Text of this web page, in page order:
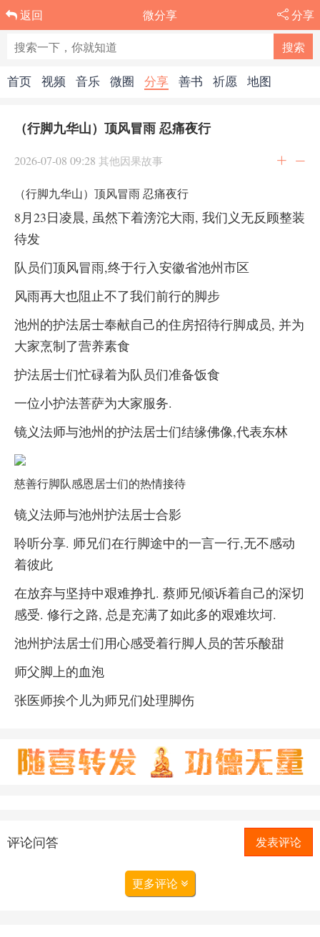
返回 微分享 分享
首页 视频 音乐 微圈 分享 善书 祈愿 地图
（行脚九华山）顶风冒雨 忍痛夜行
2026-07-08 09:28 其他因果故事
（行脚九华山）顶风冒雨 忍痛夜行
8月23日凌晨, 虽然下着滂沱大雨, 我们义无反顾整装
待发
队员们顶风冒雨,终于行入安徽省池州市区
风雨再大也阻止不了我们前行的脚步
池州的护法居士奉献自己的住房招待行脚成员, 并为
大家烹制了营养素食
护法居士们忙碌着为队员们准备饭食
一位小护法菩萨为大家服务.
镜义法师与池州的护法居士们结缘佛像,代表东林
慈善行脚队感恩居士们的热情接待
镜义法师与池州护法居士合影
聆听分享. 师兄们在行脚途中的一言一行,无不感动
着彼此
在放弃与坚持中艰难挣扎. 蔡师兄倾诉着自己的深切
感受. 修行之路, 总是充满了如此多的艰难坎坷.
池州护法居士们用心感受着行脚人员的苦乐酸甜
师父脚上的血泡
张医师挨个儿为师兄们处理脚伤
评论问答 发表评论
更多评论